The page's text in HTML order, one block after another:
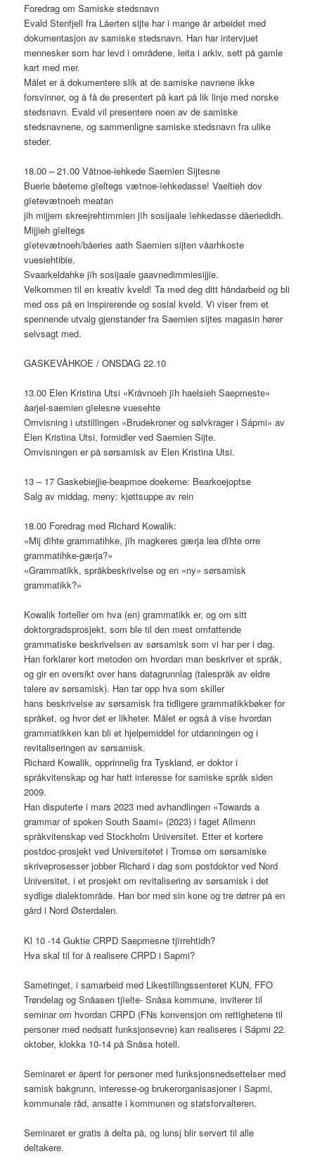
Foredrag om Samiske stedsnavn
Evald Stenfjell fra Låerten sijte har i mange år arbeidet med
dokumentasjon av samiske stedsnavn. Han har intervjuet
mennesker som har levd i områdene, leita i arkiv, sett på gamle
kart med mer.
Målet er å dokumentere slik at de samiske navnene ikke
forsvinner, og å få de presentert på kart på lik linje med norske
stedsnavn. Evald vil presentere noen av de samiske
stedsnavnene, og sammenligne samiske stedsnavn fra ulike
steder.
18.00 – 21.00 Vätnoe-iehkede Saemien Sijtesne
Buerie båeteme gïeltegs vætnoe-ïehkedasse! Vaeltieh dov
gïetevætnoeh meatan
jih mijjem skreejrehtimmien jïh sosijaale ïehkedasse dåeriedidh.
Mijjieh gïeltegs
gïetevætnoeh/båeries aath Saemien sijten våarhkoste
vuesiehtibie.
Svaarkeldahke jïh sosijaale gaavnedimmiesijjie.
Velkommen til en kreativ kveld! Ta med deg ditt håndarbeid og bli
med oss på en inspirerende og sosial kveld. Vi viser frem et
spennende utvalg gjenstander fra Saemien sijtes magasin hører
selvsagt med.
GASKEVÅHKOE / ONSDAG 22.10
13.00 Elen Kristina Utsi «Kråvnoeh jïh haelsieh Saepmeste»
åarjel-saemien gïelesne vuesehte
Omvisning i utstillingen «Brudekroner og sølvkrager i Sápmi» av
Elen Kristina Utsi, formidler ved Saemien Sijte.
Omvisningen er på sørsamisk av Elen Kristina Utsi.
13 – 17 Gaskebiejjie-beapmoe doekeme: Bearkoejoptse
Salg av middag, meny: kjøttsuppe av rein
18.00 Foredrag med Richard Kowalik:
«Mij dïhte grammatihke, jïh magkeres gærja lea dïhte orre
grammatihke-gærja?»
«Grammatikk, språkbeskrivelse og en «ny» sørsamisk
grammatikk?»
Kowalik forteller om hva (en) grammatikk er, og om sitt
doktorgradsprosjekt, som ble til den mest omfattende
grammatiske beskrivelsen av sørsamisk som vi har per i dag.
Han forklarer kort metoden om hvordan man beskriver et språk,
og gir en oversikt over hans datagrunnlag (talespråk av eldre
talere av sørsamisk). Han tar opp hva som skiller
hans beskrivelse av sørsamisk fra tidligere grammatikkbøker for
språket, og hvor det er likheter. Målet er også å vise hvordan
grammatikken kan bli et hjelpemiddel for utdanningen og i
revitaliseringen av sørsamisk.
Richard Kowalik, opprinnelig fra Tyskland, er doktor i
språkvitenskap og har hatt interesse for samiske språk siden
2009.
Han disputerte i mars 2023 med avhandlingen «Towards a
grammar of spoken South Saami» (2023) i faget Allmenn
språkvitenskap ved Stockholm Universitet. Etter et kortere
postdoc-prosjekt ved Universitetet i Tromsø om sørsamiske
skriveprosesser jobber Richard i dag som postdoktor ved Nord
Universitet, i et prosjekt om revitalisering av sørsamisk i det
sydlige dialektområde. Han bor med sin kone og tre døtrer på en
gård i Nord Østerdalen.
Kl 10 -14 Guktie CRPD Saepmesne tjïrrehtidh?
Hva skal til for å realisere CRPD i Sapmi?
Sametinget, i samarbeid med Likestillingssenteret KUN, FFO
Trøndelag og Snåasen tjïelte- Snåsa kommune, inviterer til
seminar om hvordan CRPD (FNs konvensjon om rettighetene til
personer med nedsatt funksjonsevne) kan realiseres i Sápmi 22.
oktober, klokka 10-14 på Snåsa hotell.
Seminaret er åpent for personer med funksjonsnedsettelser med
samisk bakgrunn, interesse-og brukerorganisasjoner i Sapmi,
kommunale råd, ansatte i kommunen og statsforvalteren.
Seminaret er gratis å delta på, og lunsj blir servert til alle
deltakere.